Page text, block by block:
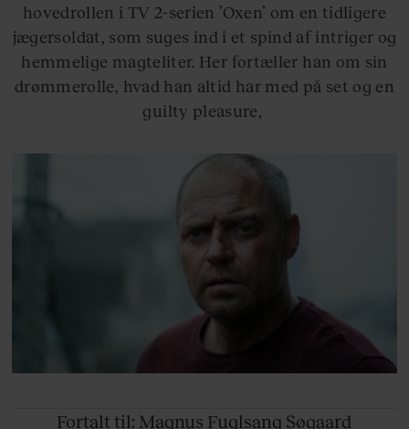
hovedrollen i TV 2-serien ’Oxen’ om en tidligere
jægersoldat, som suges ind i et spind af intriger og
hemmelige magteliter. Her fortæller han om sin
drømmerolle, hvad han altid har med på set og en
guilty pleasure,
Fortalt til: Magnus Fuglsang Søgaard